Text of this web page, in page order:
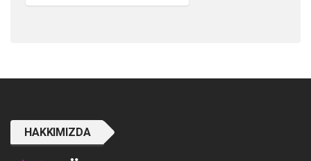
HAKKIMIZDA